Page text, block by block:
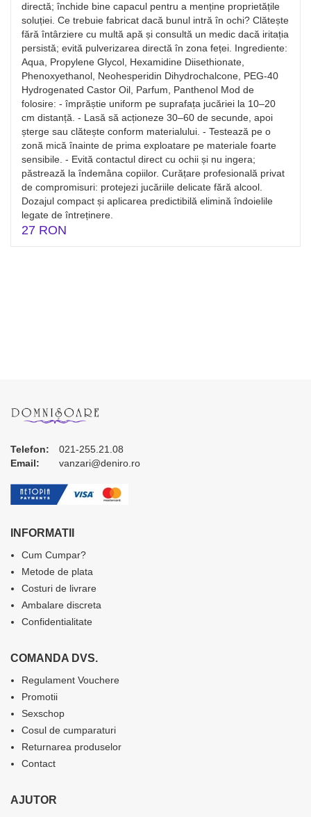
directă; închide bine capacul pentru a menține proprietățile
soluției. Ce trebuie fabricat dacă bunul intră în ochi? Clătește
fără întârziere cu multă apă și consultă un medic dacă iritația
persistă; evită pulverizarea directă în zona feței. Ingrediente:
Aqua, Propylene Glycol, Hexamidine Diisethionate,
Phenoxyethanol, Neohesperidin Dihydrochalcone, PEG-40
Hydrogenated Castor Oil, Parfum, Panthenol Mod de
folosire: - împrăștie uniform pe suprafața jucăriei la 10–20
cm distanță. - Lasă să acționeze 30–60 de secunde, apoi
șterge sau clătește conform materialului. - Testează pe o
zonă mică înainte de prima exploatare pe materiale foarte
sensibile. - Evită contactul direct cu ochii și nu ingera;
păstrează la îndemâna copiilor. Curățare profesională privat
de compromisuri: protejezi jucăriile delicate fără alcool.
Dozajul compact și aplicarea predictibilă elimină îndoielile
legate de întreținere.
27 RON
Telefon:
021-255.21.08
Email:
vanzari@deniro.ro
INFORMATII
Cum Cumpar?
Metode de plata
Costuri de livrare
Ambalare discreta
Confidentialitate
COMANDA DVS.
Regulament Vouchere
Promotii
Sexschop
Cosul de cumparaturi
Returnarea produselor
Contact
AJUTOR